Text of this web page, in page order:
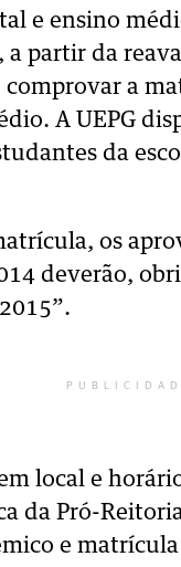
e ensino
partir da
comprovar a
A UEPG
da
os
deverão,
local e
da Pró-
e